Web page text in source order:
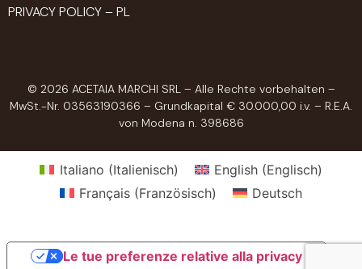
PRIVACY POLICY – PL
© 2026 ACETAIA MARCHI SRL – Alle Rechte vorbehalten –
MwSt.-Nr. 03563190366 – Grundkapital € 30.000,00 i.v. – R.E.A.
von Modena n. 398686
Italiano (Italienisch) English(Englisch)
Français (Französisch) Deutsch
Le tue preferenze relative alla privacy